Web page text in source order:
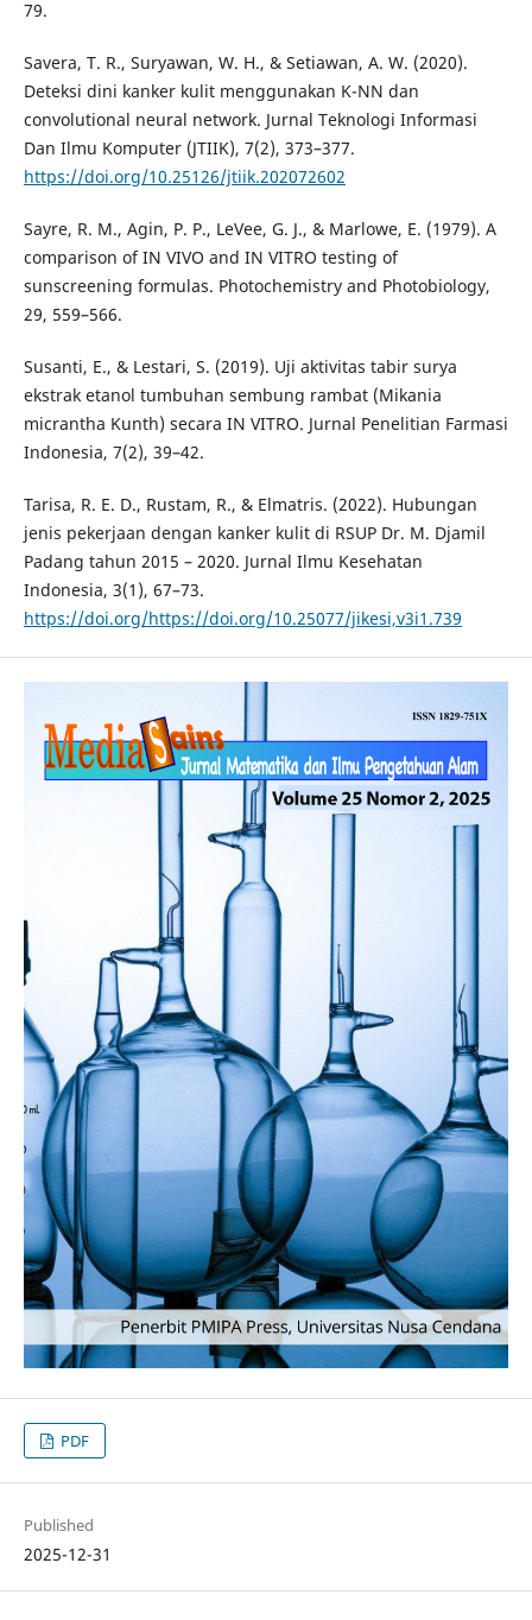
79.
Savera, T. R., Suryawan, W. H., & Setiawan, A. W. (2020).
Deteksi dini kanker kulit menggunakan K-NN dan
convolutional neural network. Jurnal Teknologi Informasi
Dan Ilmu Komputer (JTIIK), 7(2), 373–377.
https://doi.org/10.25126/jtiik.202072602
Sayre, R. M., Agin, P. P., LeVee, G. J., & Marlowe, E. (1979). A
comparison of IN VIVO and IN VITRO testing of
sunscreening formulas. Photochemistry and Photobiology,
29, 559–566.
Susanti, E., & Lestari, S. (2019). Uji aktivitas tabir surya
ekstrak etanol tumbuhan sembung rambat (Mikania
micrantha Kunth) secara IN VITRO. Jurnal Penelitian Farmasi
Indonesia, 7(2), 39–42.
Tarisa, R. E. D., Rustam, R., & Elmatris. (2022). Hubungan
jenis pekerjaan dengan kanker kulit di RSUP Dr. M. Djamil
Padang tahun 2015 – 2020. Jurnal Ilmu Kesehatan
Indonesia, 3(1), 67–73.
https://doi.org/https://doi.org/10.25077/jikesi,v3i1.739
PDF
Published
2025-12-31